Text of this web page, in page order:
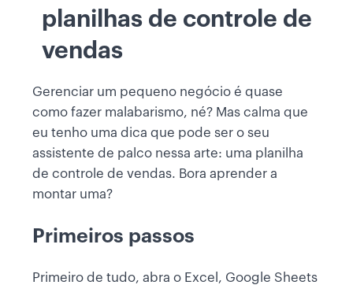
planilhas de controle de
vendas
Gerenciar um pequeno negócio é quase
como fazer malabarismo, né? Mas calma que
eu tenho uma dica que pode ser o seu
assistente de palco nessa arte: uma planilha
de controle de vendas. Bora aprender a
montar uma?
Primeiros passos
Primeiro de tudo, abra o Excel, Google Sheets